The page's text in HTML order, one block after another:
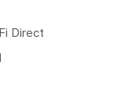
Direct